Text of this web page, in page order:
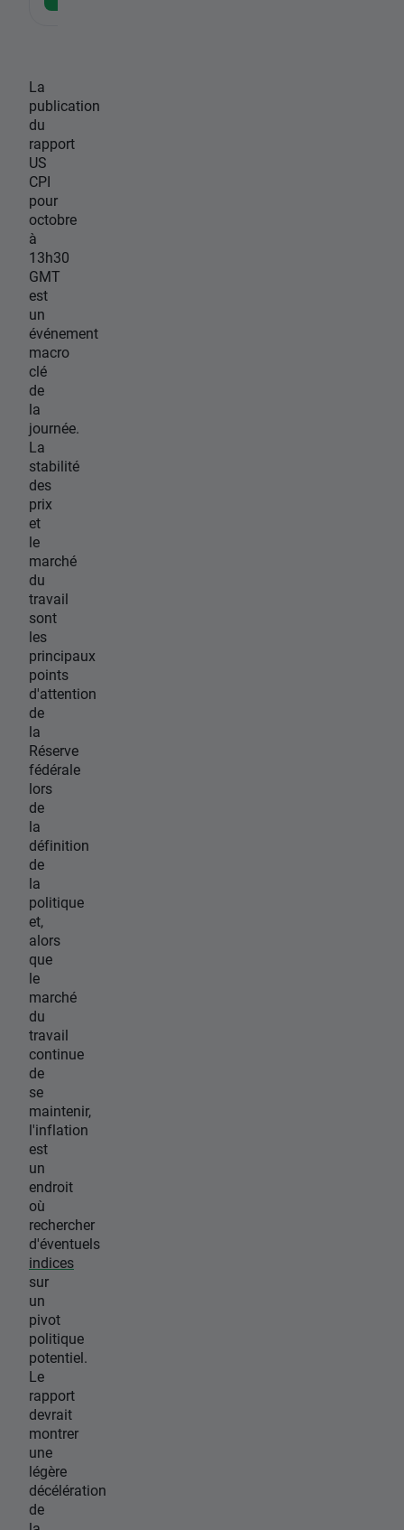
La
publication
du
rapport
US
CPI
pour
octobre
à
13h30
GMT
est
un
événement
macro
clé
de
la
journée.
La
stabilité
des
prix
et
le
marché
du
travail
sont
les
principaux
points
d'attention
de
la
Réserve
fédérale
lors
de
la
définition
de
la
politique
et,
alors
que
le
marché
du
travail
continue
de
se
maintenir,
l'inflation
est
un
endroit
où
rechercher
d'éventuels
indices
sur
un
pivot
politique
potentiel.
Le
rapport
devrait
montrer
une
légère
décélération
de